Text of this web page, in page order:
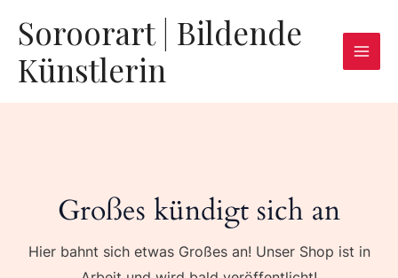
Inhalt
springen
Soroorart | Bildende
Künstlerin
Großes kündigt sich an
Hier bahnt sich etwas Großes an! Unser Shop ist in